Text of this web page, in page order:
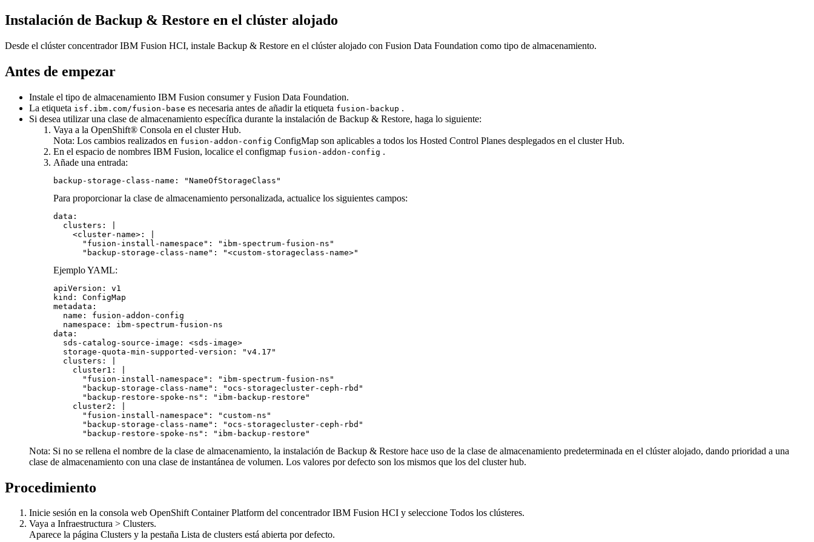
Instalación de Backup & Restore en el clúster alojado
Desde el clúster concentradorIBM Fusion HCI, instale Backup & Restore en el clúster alojado con Fusion Data Foundation como tipo de almacenamiento.
Antes de empezar
Instale el tipo de almacenamiento IBM Fusion consumer y Fusion Data Foundation.
La etiqueta isf.ibm.com/fusion-base es necesaria antes de añadir la etiqueta fusion-backup .
Si desea utilizar una clase de almacenamiento específica durante la instalación de Backup & Restore, haga lo siguiente:
Vaya a la OpenShift® Consola en el cluster Hub.
Nota: Los cambios realizados en fusion-addon-config ConfigMap son aplicables a todos los Hosted Control Planes desplegados en el cluster Hub.
En el espacio de nombres IBM Fusion, localice el configmap fusion-addon-config .
Añade una entrada:
backup-storage-class-name: "NameOfStorageClass"
Para proporcionar la clase de almacenamiento personalizada, actualice los siguientes campos:
data:
  clusters: |
    <cluster-name>: |
      "fusion-install-namespace": "ibm-spectrum-fusion-ns"
      "backup-storage-class-name": "<custom-storageclass-name>"
Ejemplo YAML:
apiVersion: v1
kind: ConfigMap
metadata:
  name: fusion-addon-config
  namespace: ibm-spectrum-fusion-ns
data:
  sds-catalog-source-image: <sds-image>
  storage-quota-min-supported-version: "v4.17"
  clusters: |
    cluster1: |
      "fusion-install-namespace": "ibm-spectrum-fusion-ns"
      "backup-storage-class-name": "ocs-storagecluster-ceph-rbd"
      "backup-restore-spoke-ns": "ibm-backup-restore"
    cluster2: |
      "fusion-install-namespace": "custom-ns"
      "backup-storage-class-name": "ocs-storagecluster-ceph-rbd"
      "backup-restore-spoke-ns": "ibm-backup-restore"
Nota: Si no se rellena el nombre de la clase de almacenamiento, la instalación de Backup & Restore hace uso de la clase de almacenamiento predeterminada en el clúster alojado, dando prioridad a una
clase de almacenamiento con una clase de instantánea de volumen. Los valores por defecto son los mismos que los del cluster hub.
Procedimiento
Inicie sesión en la consola web OpenShift Container Platform del concentradorIBM Fusion HCI y seleccione Todos los clústeres.
Vaya a Infraestructura > Clusters.
Aparece la página Clusters y la pestaña Lista de clusters está abierta por defecto.